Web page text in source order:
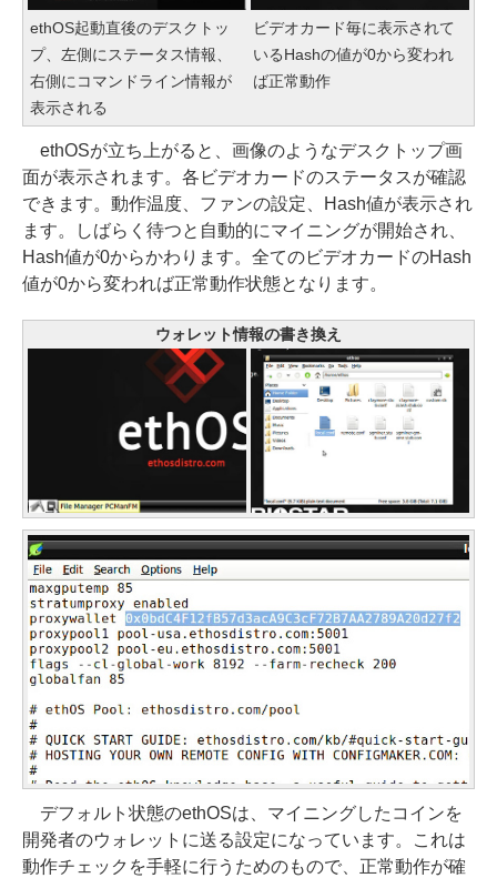
ethOS起動直後のデスクトッ
プ、左側にステータス情報、
右側にコマンドライン情報が
表示される
ビデオカード毎に表示されて
いるHashの値が0から変われ
ば正常動作
ethOSが立ち上がると、画像のようなデスクトップ画
面が表示されます。各ビデオカードのステータスが確認
できます。動作温度、ファンの設定、Hash値が表示され
ます。しばらく待つと自動的にマイニングが開始され、
Hash値が0からかわります。全てのビデオカードのHash
値が0から変われば正常動作状態となります。
ウォレット情報の書き換え
デフォルト状態のethOSは、マイニングしたコインを
開発者のウォレットに送る設定になっています。これは
動作チェックを手軽に行うためのもので、正常動作が確